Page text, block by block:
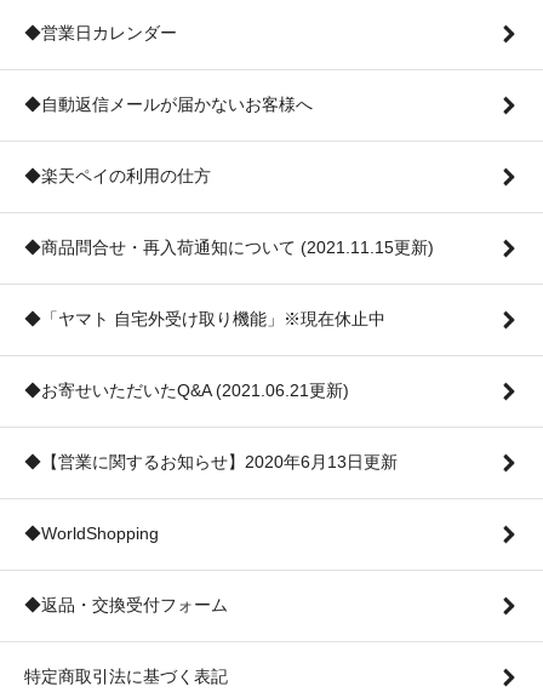
◆営業日カレンダー
◆自動返信メールが届かないお客様へ
◆楽天ペイの利用の仕方
◆商品問合せ・再入荷通知について (2021.11.15更新)
◆「ヤマト 自宅外受け取り機能」※現在休止中
◆お寄せいただいたQ&A (2021.06.21更新)
◆【営業に関するお知らせ】2020年6月13日更新
◆WorldShopping
◆返品・交換受付フォーム
特定商取引法に基づく表記